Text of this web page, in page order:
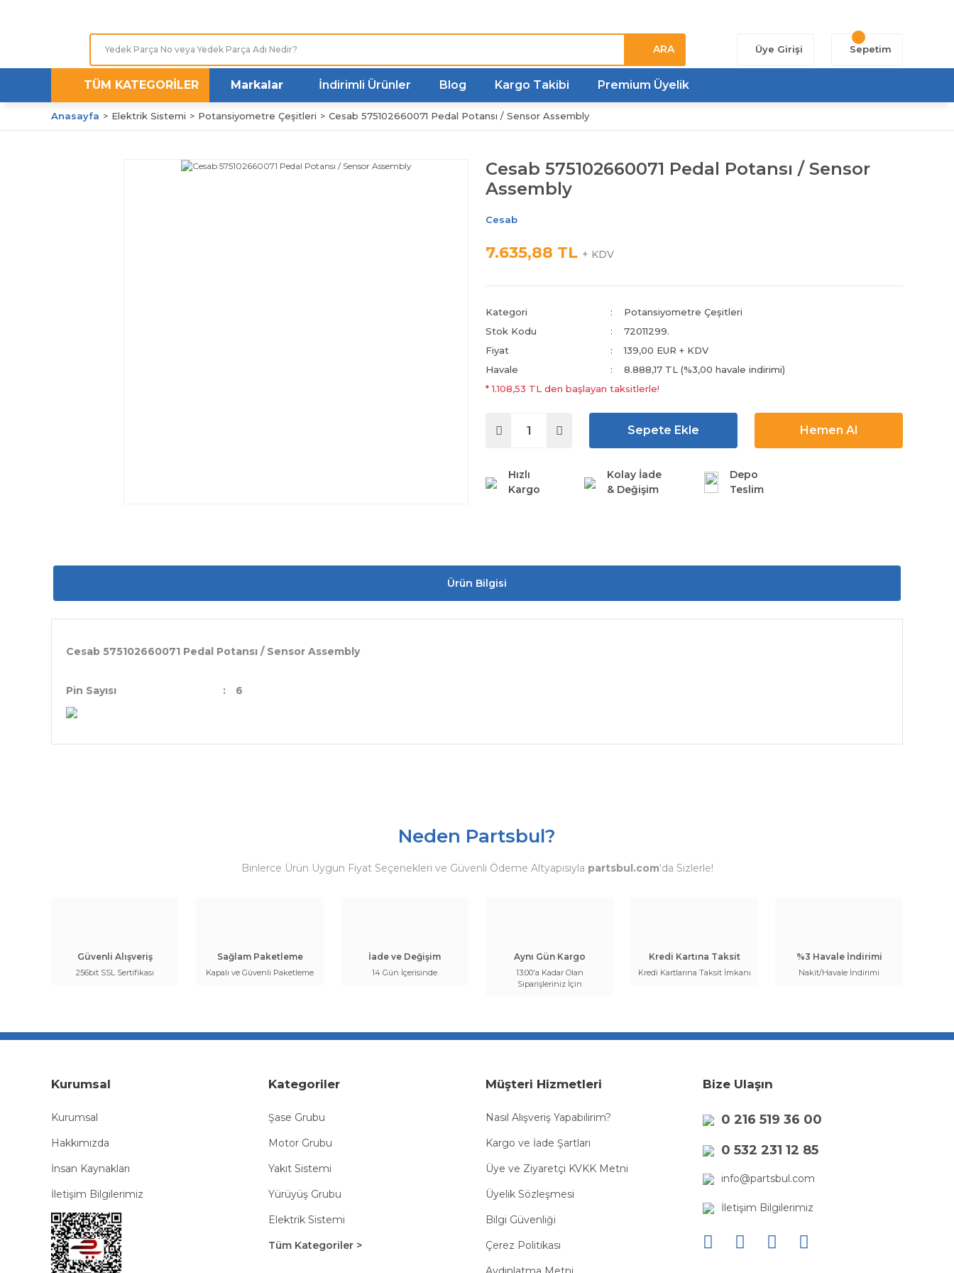
ARA Üye Girişi Sepetim
TÜM KATEGORİLER Markalar İndirimli Ürünler Blog Kargo Takibi Premium Üyelik
Anasayfa Elektrik Sistemi Potansiyometre Çeşitleri Cesab 575102660071 Pedal Potansı / Sensor Assembly
Cesab 575102660071 Pedal Potansı / Sensor
Assembly
Cesab
7.635,88 TL + KDV
Kategori
Potansiyometre Çeşitleri
Stok Kodu
72011299.
Fiyat
139,00 EUR + KDV
Havale
8.888,17 TL (%3,00 havale indirimi)
* 1.108,53 TL den başlayan taksitlerle!
Sepete Ekle Hemen Al
Hızlı
Kargo
Kolay İade
& Değişim
Depo
Teslim
Ürün Bilgisi
Cesab 575102660071 Pedal Potansı / Sensor Assembly
Pin Sayısı : 6
Neden Partsbul?
Binlerce Ürün Uygun Fiyat Seçenekleri ve Güvenli Ödeme Altyapısıyla partsbul.com'da Sizlerle!
Güvenli Alışveriş
256bit SSL Sertifikası
Sağlam Paketleme
Kapalı ve Güvenli Paketleme
İade ve Değişim
14 Gün İçerisinde
Aynı Gün Kargo
13:00'a Kadar Olan
Siparişleriniz İçin
Kredi Kartına Taksit
Kredi Kartlarına Taksit İmkanı
%3 Havale İndirimi
Nakit/Havale İndirimi
Kurumsal
Kurumsal
Hakkımızda
İnsan Kaynakları
İletişim Bilgilerimiz
Kategoriler
Şase Grubu
Motor Grubu
Yakıt Sistemi
Yürüyüş Grubu
Elektrik Sistemi
Tüm Kategoriler >
Müşteri Hizmetleri
Nasıl Alışveriş Yapabilirim?
Kargo ve İade Şartları
Üye ve Ziyaretçi KVKK Metni
Üyelik Sözleşmesi
Bilgi Güvenliği
Çerez Politikası
Bize Ulaşın
0 216 519 36 00
0 532 231 12 85
info@partsbul.com
İletişim Bilgilerimiz